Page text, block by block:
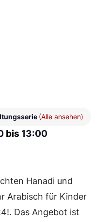
(Alle ansehen)
bis 13:00
Hanadi und
Arabisch für Kinder
Das Angebot ist